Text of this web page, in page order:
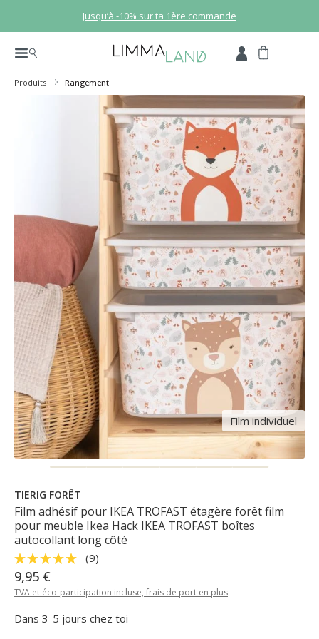
Passer au contenu principalJusqu’à -10% sur ta 1ère commande
Produits Rangement
Film individuel
TIERIG FORÊT
Film adhésif pour IKEA TROFAST étagère forêt film
pour meuble Ikea Hack IKEA TROFAST boîtes
autocollant long côté
(9)
9,95 €
TVA et éco-participation incluse, frais de port en plus
Dans 3-5 jours chez toi